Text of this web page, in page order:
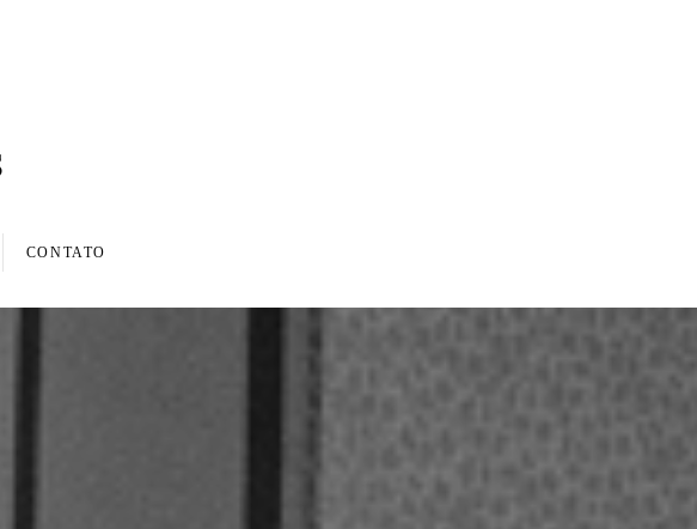
CONTATO